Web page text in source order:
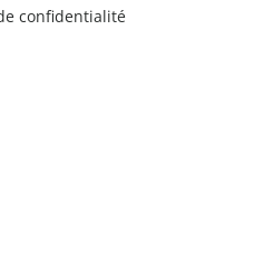
confidentialité